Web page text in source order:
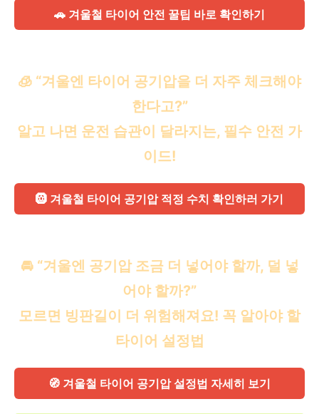
🚗 겨울철 타이어 안전 꿀팁 바로 확인하기
🧊 “겨울엔 타이어 공기압을 더 자주 체크해야
한다고?”
알고 나면 운전 습관이 달라지는, 필수 안전 가
이드!
🛞 겨울철 타이어 공기압 적정 수치 확인하러 가기
🚘 “겨울엔 공기압 조금 더 넣어야 할까, 덜 넣
어야 할까?”
모르면 빙판길이 더 위험해져요! 꼭 알아야 할
타이어 설정법
🧭 겨울철 타이어 공기압 설정법 자세히 보기